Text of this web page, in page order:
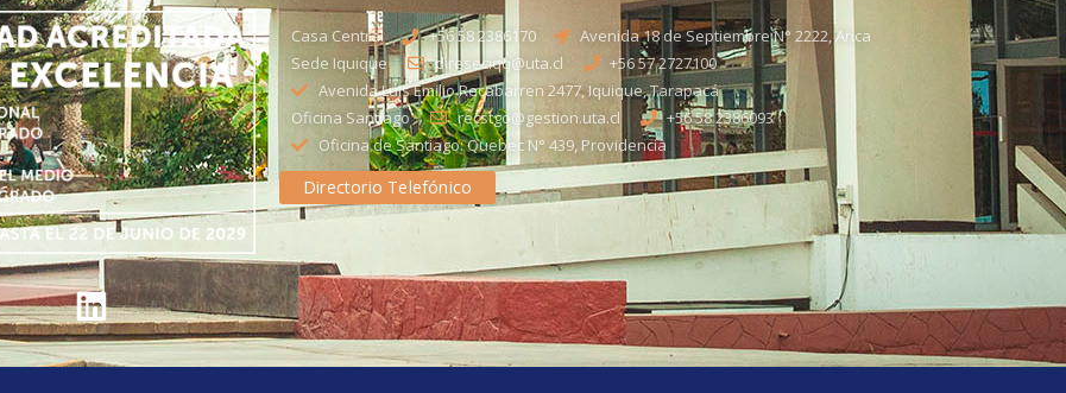
Casa Central +56 58 2386170
Avenida 18 de Septiembre N° 2222, Arica
Sede Iquique
direseciqq@uta.cl
+56 57 2727100​
Avenida Luis Emilio Recabarren 2477, Iquique, Tarapacá
Oficina Santiago
recstgo@gestion.uta.cl
+56 58 2386093
Oficina de Santiago: Quebec N° 439, Providencia
Directorio Telefónico